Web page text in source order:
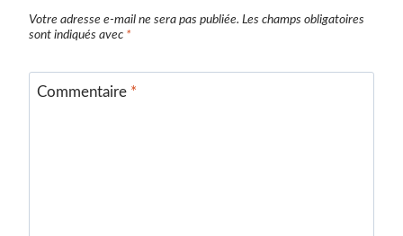
Votre adresse e-mail ne sera pas publiée. Les champs obligatoires
sont indiqués avec *
Commentaire *